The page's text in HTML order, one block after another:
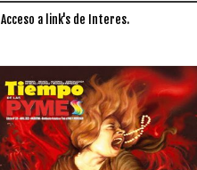
a link's de Interes.